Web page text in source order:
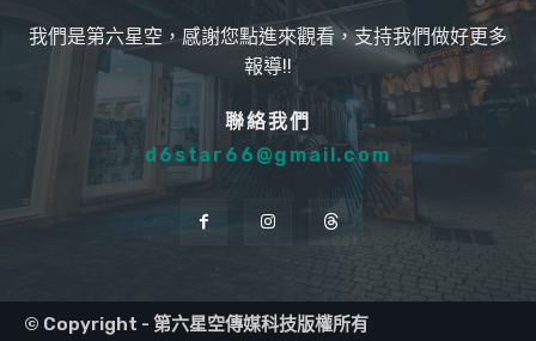
我們是第六星空，感謝您點進來觀看，支持我們做好更多
報導!!
聯絡我們
d6star66@gmail.com
© Copyright - 第六星空傳媒科技版權所有